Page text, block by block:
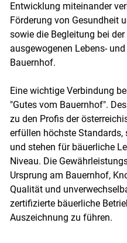
Entwicklung miteinander
Förderung von Gesundheit
sowie die Begleitung bei
ausgewogenen Lebens-
Bauernhof.
Eine wichtige Verbindung
"Gutes vom Bauernhof".
zu den Profis der
erfüllen höchste
und stehen für bäuerliche
Niveau. Die
Ursprung am Bauernhof,
Qualität und
zertifizierte bäuerliche
Auszeichnung zu führen.